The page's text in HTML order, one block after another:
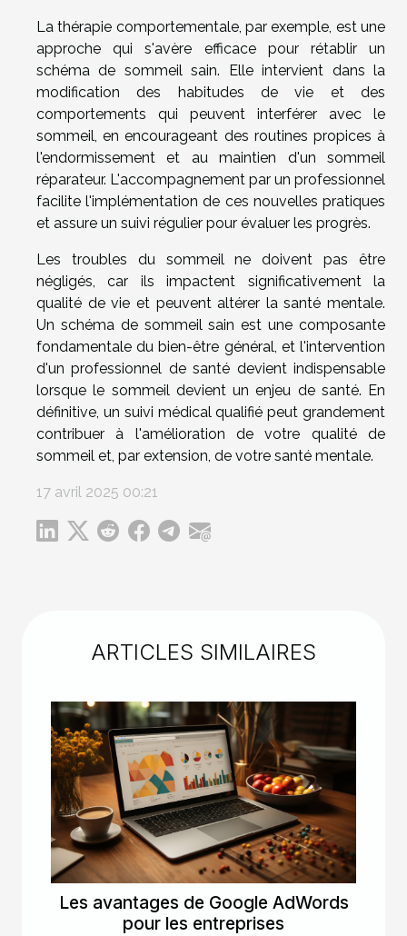
ARTICLES SIMILAIRES
Les avantages de Google AdWords
pour les entreprises
La thérapie comportementale, par exemple, est une
approche qui s'avère efficace pour rétablir un
schéma de sommeil sain. Elle intervient dans la
modification des habitudes de vie et des
comportements qui peuvent interférer avec le
sommeil, en encourageant des routines propices à
l'endormissement et au maintien d'un sommeil
réparateur. L'accompagnement par un professionnel
facilite l'implémentation de ces nouvelles pratiques
et assure un suivi régulier pour évaluer les progrès.
Les troubles du sommeil ne doivent pas être
négligés, car ils impactent significativement la
qualité de vie et peuvent altérer la santé mentale.
Un schéma de sommeil sain est une composante
fondamentale du bien-être général, et l'intervention
d'un professionnel de santé devient indispensable
lorsque le sommeil devient un enjeu de santé. En
définitive, un suivi médical qualifié peut grandement
contribuer à l'amélioration de votre qualité de
sommeil et, par extension, de votre santé mentale.
17 avril 2025 00:21